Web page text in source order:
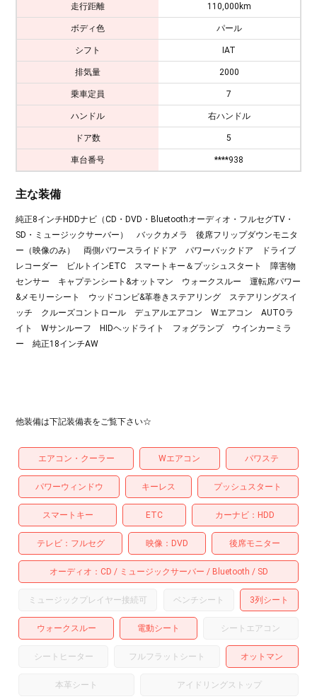
走行距離 110,000km
ボディ色 パール
シフト IAT
排気量 2000
乗車定員 7
ハンドル 右ハンドル
ドア数 5
車台番号 ****938
主な装備
純正8インチHDDナビ（CD・DVD・Bluetoothオーディオ・フルセグTV・
SD・ミュージックサーバー） バックカメラ 後席フリップダウンモニタ
ー（映像のみ） 両側パワースライドドア パワーバックドア ドライブ
レコーダー ビルトインETC スマートキー＆プッシュスタート 障害物
センサー キャプテンシート&オットマン ウォークスルー 運転席パワー
&メモリーシート ウッドコンビ&革巻きステアリング ステアリングスイ
ッチ クルーズコントロール デュアルエアコン Wエアコン AUTOラ
イト Wサンルーフ HIDヘッドライト フォグランプ ウインカーミラ
ー 純正18インチAW
他装備は下記装備表をご覧下さい☆
エアコン・クーラー Wエアコン パワステ
パワーウィンドウ キーレス プッシュスタート
スマートキー ETC カーナビ HDD
テレビ フルセグ 映像 DVD 後席モニター
オーディオ CD ミュージックサーバー Bluetooth SD
ミュージックプレイヤー接続可 ベンチシート 3列シート
ウォークスルー 電動シート シートエアコン
シートヒーター フルフラットシート オットマン
本革シート アイドリングストップ